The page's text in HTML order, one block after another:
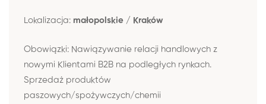
Lokalizacja: małopolskie / Kraków
Obowiązki: Nawiązywanie relacji handlowych z
nowymi Klientami B2B na podległych rynkach.
Sprzedaż produktów
paszowych/spożywczych/chemii